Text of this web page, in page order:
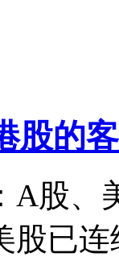
股的
A股、
股已